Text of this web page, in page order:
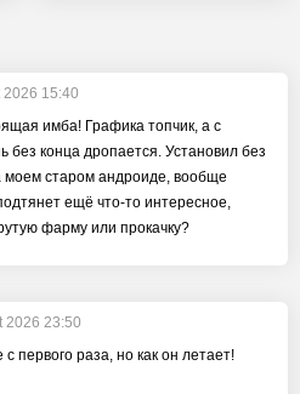
2026 15:40
имба! Графика топчик, а с
конца дропается. Установил без
моем старом андроиде, вообще
ещё что-то интересное,
фарму или прокачку?
2026 23:50
с первого раза, но как он летает!